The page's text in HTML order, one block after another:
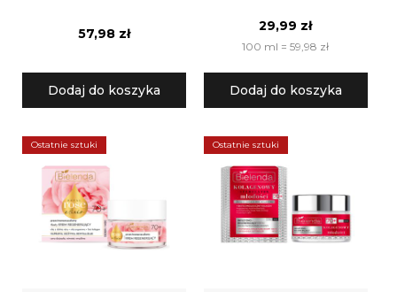
57,98 zł
Dodaj do koszyka
29,99 zł
100 ml = 59,98 zł
Dodaj do koszyka
Ostatnie sztuki Ostatnie sztuki